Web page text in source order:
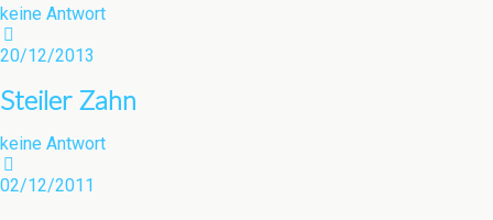
keine Antwort
20/12/2013
Steiler Zahn
keine Antwort
02/12/2011